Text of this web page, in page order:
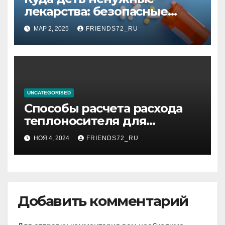
лекарства: безопасные
способы утилизации
МАР 2, 2025 FRIENDS72_RU
UNCATEGORISED
Способы расчета расхода
теплоносителя для
системы отопления
НОЯ 4, 2024 FRIENDS72_RU
Добавить комментарий